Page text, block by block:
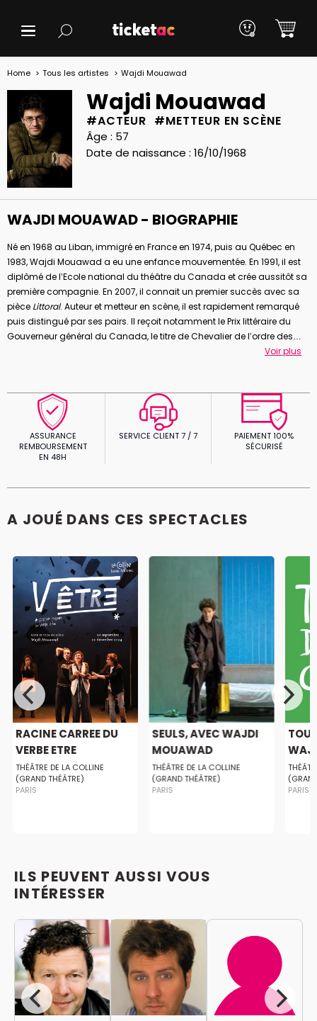
Home Tous les artistes Wajdi Mouawad
Wajdi Mouawad
#ACTEUR #METTEUR EN SCÈNE
Âge : 57
Date de naissance : 16/10/1968
WAJDI MOUAWAD - BIOGRAPHIE
Né en 1968 au Liban, immigré en France en 1974, puis au Québec en
1983, Wajdi Mouawad a eu une enfance mouvementée. En 1991, il est
diplômé de l’Ecole national du théâtre du Canada et crée aussitôt sa
première compagnie. En 2007, il connait un premier succès avec sa
pièce Littoral. Auteur et metteur en scène, il est rapidement remarqué
puis distingué par ses pairs. Il reçoit notamment le Prix littéraire du
Gouverneur général du Canada, le titre de Chevalier de l’ordre des
arts et des lettres, le Molière du meilleur auteur francophone et le
Ciels. On lui doit également l’adaptation deUn Tramway, d’après Un
tramway nommé désir de Tennessee Williams.
Voir plus
ASSURANCE
REMBOURSEMENT
EN 48H
SERVICE CLIENT 7 / 7
PAIEMENT 100%
SÉCURISÉ
A JOUÉ DANS CES SPECTACLES
RACINE CARREE DU
VERBE ETRE
THÉÂTRE DE LA COLLINE
(GRAND THÉÂTRE)
PARIS
SEULS, AVEC WAJDI
MOUAWAD
THÉÂTRE DE LA COLLINE
(GRAND THÉÂTRE)
PARIS
PARIS
ILS PEUVENT AUSSI VOUS
INTÉRESSER